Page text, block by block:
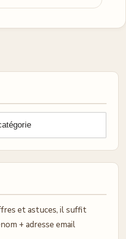
et astuces, il suffit
+ adresse email